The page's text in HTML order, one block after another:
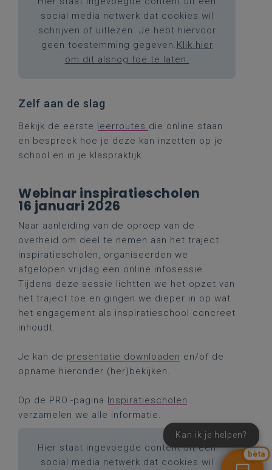
social media netwerk dat cookies wil
schrijven of uitlezen. Je hebt hiervoor
geen toestemming gegeven. Klik hier
om dit alsnog toe te laten.
Zelf aan de slag
Bekijk de eerste leerroutes die online staan
en bespreek hoe je deze kan inzetten op je
school en in je klaspraktijk.
Webinar inspiratiescholen
16 januari 2026
Naar aanleiding van de oproep van de
overheid om deel te nemen aan het traject
inspiratiescholen, organiseerden we
afgelopen vrijdag een online infosessie.
Tijdens deze sessie lichtten we het opzet van
het traject toe en gingen we dieper in op wat
het engagement als inspiratieschool concreet
inhoudt.
Je kan de presentatie downloaden en/of de
opname hieronder (her)bekijken.
Op de PRO.-pagina Inspiratiescholen
verzamelen we alle informatie.
Hier staat ingevoegde content uit een
social media netwerk dat cookies wil
bèta
Kan ik je helpen?